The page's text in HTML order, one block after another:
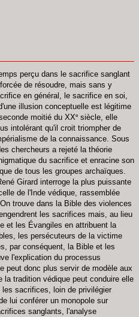
perçu dans le sacrifice sanglant
de résoudre, mais sans y
en général, le sacrifice en soi,
illusion conceptuelle est légitime
moitié du XXe siècle, elle
intolérant qu'il croit triompher de
de la connaissance. Sous
chercheurs a rejeté la théorie
du sacrifice et enracine son
de tous les groupes archaïques.
Girard interroge la plus puissante
de l'Inde védique, rassemblée
trouve dans la Bible des violences
les sacrifices mais, au lieu
et les Évangiles en attribuent la
les persécuteurs de la victime
par conséquent, la Bible et les
l'explication du processus
peut donc plus servir de modèle aux
tradition védique peut conduire elle
sacrifices, loin de privilégier
lui conférer un monopole sur
sanglants, l'analyse